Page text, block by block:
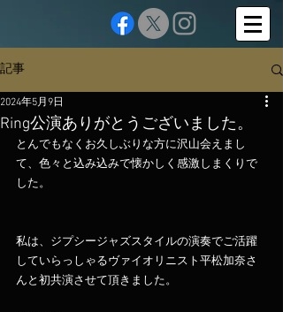
記事
Ring公演ありがとうございました。
2024年5月9日
とんでもなくお久しぶりな方に沢山会えまし
て、色々と込み込みで懐かしく感激しまくりで
した。
私は、ジプシージャズスタイルの演奏でご活躍
していらっしゃるヴァイオリニスト平松加奈さ
んと初共演させて頂きました。